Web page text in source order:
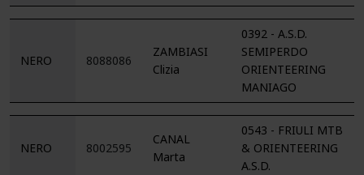
NERO 8088086
ZAMBIASI
Clizia
0392 - A.S.D.
SEMIPERDO
ORIENTEERING
MANIAGO
NERO 8002595
CANAL
Marta
0543 - FRIULI MTB
& ORIENTEERING
A.S.D.